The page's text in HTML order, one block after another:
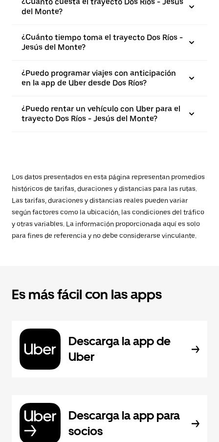
del Monte?
¿Cuánto tiempo toma el trayecto Dos Ríos -
Jesús del Monte?
¿Puedo programar viajes con anticipación
en la app de Uber desde Dos Ríos?
¿Puedo rentar un vehículo con Uber para el
trayecto Dos Ríos - Jesús del Monte?
Los datos presentados en esta página representan promedios
históricos de tarifas, duraciones y distancias para las rutas.
Las tarifas, duraciones y distancias reales pueden variar
según factores como la ubicación, las condiciones del tráfico
y otras variables. La información proporcionada aquí es solo
para fines de referencia y no debe considerarse vinculante.
Es más fácil con las apps
Descarga la app de
Uber
Descarga la app para
socios